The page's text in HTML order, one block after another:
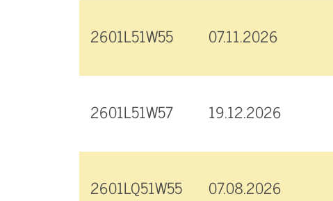
2601L51W55 07.11.2026
2601L51W57 19.12.2026
2601LQ51W55 07.08.2026